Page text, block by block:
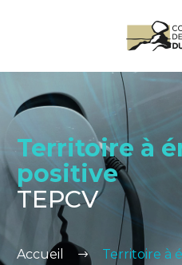
Territoire à
positive
TEPCV
Accueil Territoire à